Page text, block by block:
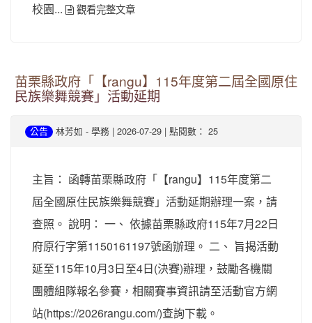
校園...
觀看完整文章
苗栗縣政府「【rangu】115年度第二屆全國原住
民族樂舞競賽」活動延期
公告 林芳如 - 學務 | 2026-07-29 | 點閱數： 25
主旨： 函轉苗栗縣政府「【rangu】115年度第二
屆全國原住民族樂舞競賽」活動延期辦理一案，請
查照。 說明： 一、 依據苗栗縣政府115年7月22日
府原行字第1150161197號函辦理。 二、 旨揭活動
延至115年10月3日至4日(決賽)辦理，鼓勵各機關
團體組隊報名參賽，相關賽事資訊請至活動官方網
站(https://2026rangu.com/)查詢下載。